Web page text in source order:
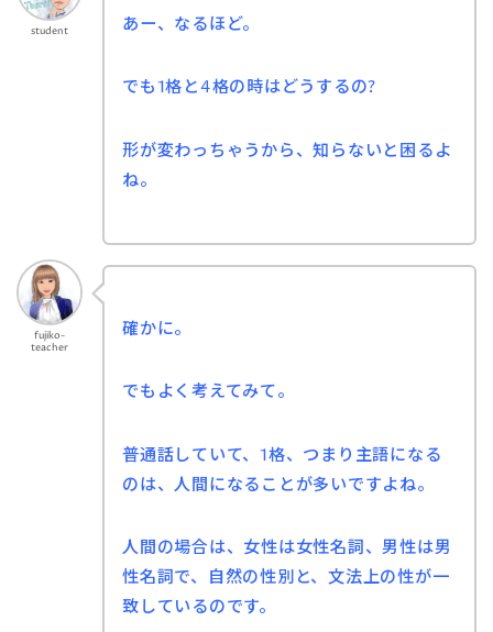
student あー、なるほど。
でも1格と4格の時はどうするの?
形が変わっちゃうから、知らないと困るよ
ね。
fujiko-
teacher
確かに。
でもよく考えてみて。
普通話していて、1格、つまり主語になる
のは、人間になることが多いですよね。
人間の場合は、女性は女性名詞、男性は男
性名詞で、自然の性別と、文法上の性が一
致しているのです。